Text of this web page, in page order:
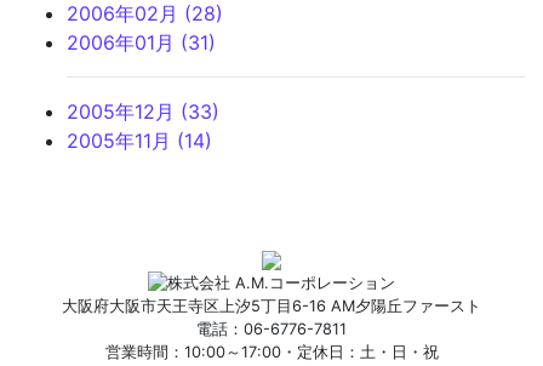
2006年02月 (28)
2006年01月 (31)
2005年12月 (33)
2005年11月 (14)
大阪府大阪市天王寺区上汐5丁目6-16 AM夕陽丘ファースト
電話：06-6776-7811
営業時間：10:00～17:00・定休日：土・日・祝